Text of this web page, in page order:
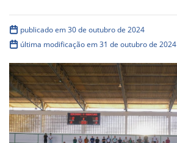
publicado em 30 de outubro de 2024
última modificação em 31 de outubro de 2024